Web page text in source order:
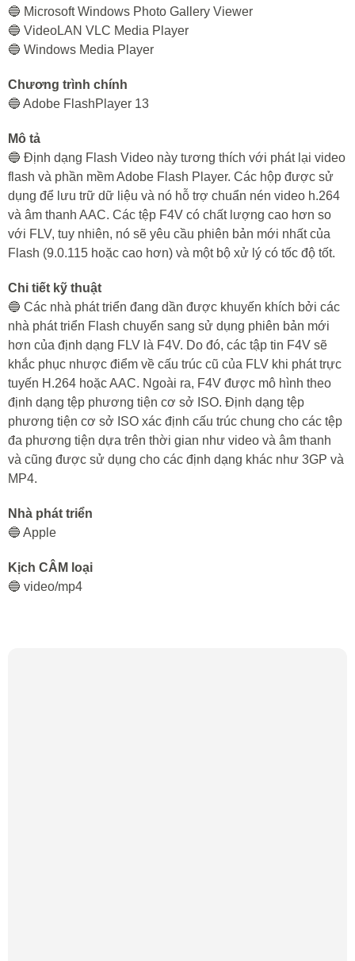
🔵 Microsoft Windows Photo Gallery Viewer
🔵 VideoLAN VLC Media Player
🔵 Windows Media Player
Chương trình chính
🔵 Adobe FlashPlayer 13
Mô tả
🔵 Định dạng Flash Video này tương thích với phát lại video
flash và phần mềm Adobe Flash Player. Các hộp được sử
dụng để lưu trữ dữ liệu và nó hỗ trợ chuẩn nén video h.264
và âm thanh AAC. Các tệp F4V có chất lượng cao hơn so
với FLV, tuy nhiên, nó sẽ yêu cầu phiên bản mới nhất của
Flash (9.0.115 hoặc cao hơn) và một bộ xử lý có tốc độ tốt.
Chi tiết kỹ thuật
🔵 Các nhà phát triển đang dần được khuyến khích bởi các
nhà phát triển Flash chuyển sang sử dụng phiên bản mới
hơn của định dạng FLV là F4V. Do đó, các tập tin F4V sẽ
khắc phục nhược điểm về cấu trúc cũ của FLV khi phát trực
tuyến H.264 hoặc AAC. Ngoài ra, F4V được mô hình theo
định dạng tệp phương tiện cơ sở ISO. Định dạng tệp
phương tiện cơ sở ISO xác định cấu trúc chung cho các tệp
đa phương tiện dựa trên thời gian như video và âm thanh
và cũng được sử dụng cho các định dạng khác như 3GP và
MP4.
Nhà phát triển
🔵 Apple
Kịch CÂM loại
🔵 video/mp4